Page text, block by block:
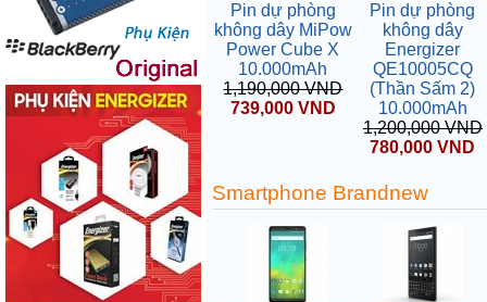
Pin dự phòng
không dây MiPow
Power Cube X
10.000mAh
1,190,000 VND
739,000 VND
Pin dự phòng
không dây
Energizer
QE10005CQ
(Thần Sấm 2)
10.000mAh
1,200,000 VND
780,000 VND
Smartphone Brandnew